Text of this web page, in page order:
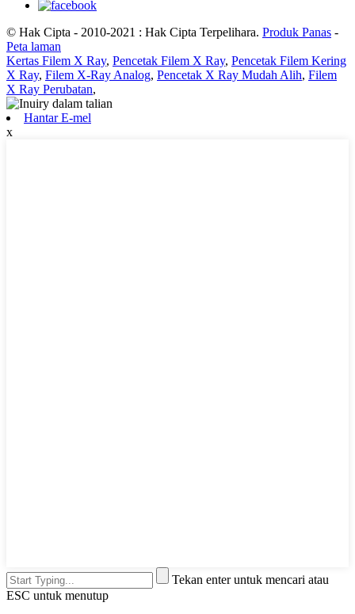
© Hak Cipta - 2010-2021 : Hak Cipta Terpelihara. Produk Panas -
Peta laman
Kertas Filem X Ray, Pencetak Filem X Ray, Pencetak Filem Kering
X Ray, Filem X-Ray Analog, Pencetak X Ray Mudah Alih, Filem
X Ray Perubatan,
Hantar E-mel
x
Tekan enter untuk mencari atau
ESC untuk menutup